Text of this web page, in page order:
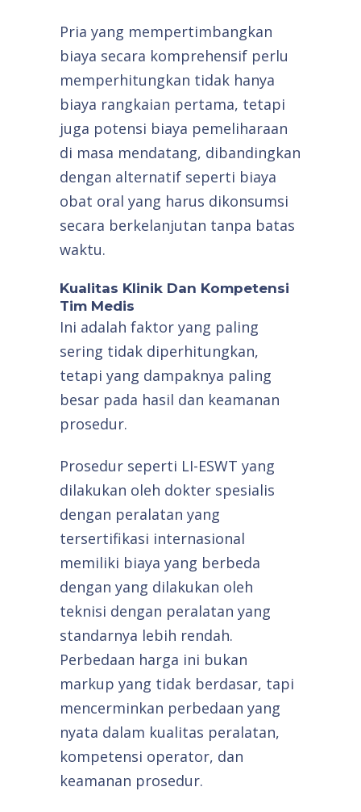
Pria yang mempertimbangkan
biaya secara komprehensif perlu
memperhitungkan tidak hanya
biaya rangkaian pertama, tetapi
juga potensi biaya pemeliharaan
di masa mendatang, dibandingkan
dengan alternatif seperti biaya
obat oral yang harus dikonsumsi
secara berkelanjutan tanpa batas
waktu.
Kualitas Klinik Dan Kompetensi
Tim Medis
Ini adalah faktor yang paling
sering tidak diperhitungkan,
tetapi yang dampaknya paling
besar pada hasil dan keamanan
prosedur.
Prosedur seperti LI-ESWT yang
dilakukan oleh dokter spesialis
dengan peralatan yang
tersertifikasi internasional
memiliki biaya yang berbeda
dengan yang dilakukan oleh
teknisi dengan peralatan yang
standarnya lebih rendah.
Perbedaan harga ini bukan
markup yang tidak berdasar, tapi
mencerminkan perbedaan yang
nyata dalam kualitas peralatan,
kompetensi operator, dan
keamanan prosedur.